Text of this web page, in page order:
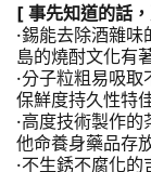
[ 事先知道的話
·錫能去除酒雜
島的燒酎文化有
·分子粒粗易吸
保鮮度持久性特
·高度技術製作
他命養身藥品存
·不生銹不腐化